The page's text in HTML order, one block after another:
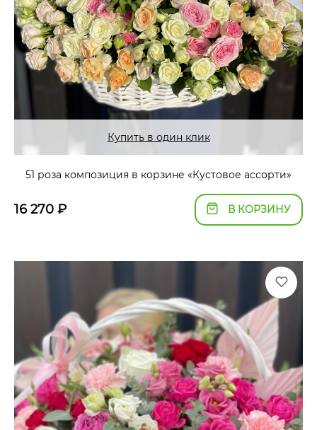
Купить в один клик
51 роза композиция в корзине «Кустовое ассорти»
16 270 ₽ В КОРЗИНУ